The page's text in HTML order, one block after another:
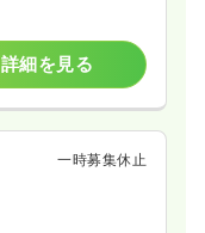
詳細を見る
一時募集休止